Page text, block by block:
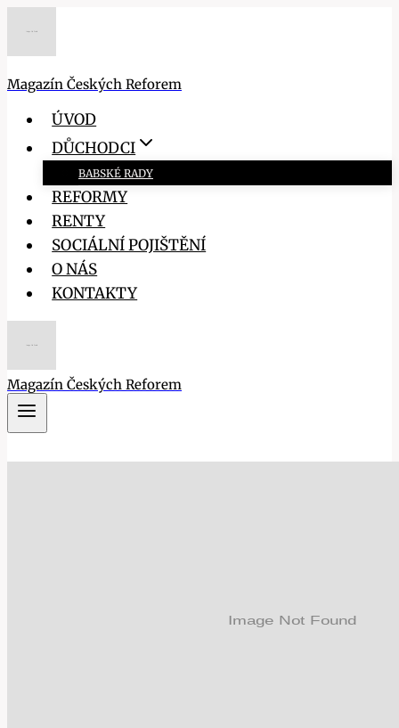
Magazín Českých Reforem
ÚVOD
DŮCHODCI
BABSKÉ RADY
REFORMY
RENTY
SOCIÁLNÍ POJIŠTĚNÍ
O NÁS
KONTAKTY
Magazín Českých Reforem